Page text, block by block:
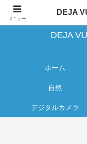
蔵出し写真の
DEJA
ホーム
自然
デジタルカメラ
メニュー
DEJA